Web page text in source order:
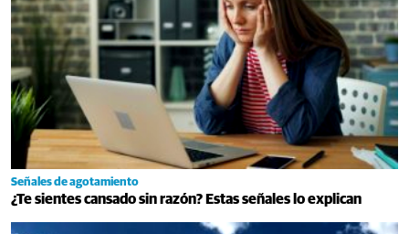
Señales de agotamiento
¿Te sientes cansado sin razón? Estas señales lo explican